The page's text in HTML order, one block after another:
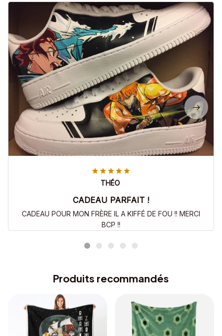
THÉO
CADEAU PARFAIT !
CADEAU POUR MON FRÈRE IL A KIFFÉ DE FOU !! MERCI
BCP !!
Produits recommandés